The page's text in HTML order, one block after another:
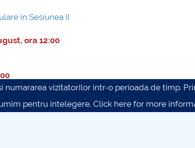
în Sesiunea II
ora 12:00
numararea vizitatorilor intr-o perioada de timp.
pentru intelegere. Click here for more